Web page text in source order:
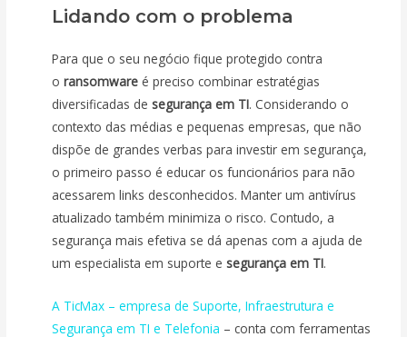
Lidando com o problema
Para que o seu negócio fique protegido contra
oransomware é preciso combinar estratégias
diversificadas desegurança em TI. Considerando o
contexto das médias e pequenas empresas, que não
dispõe de grandes verbas para investir em segurança,
o primeiro passo é educar os funcionários para não
acessarem links desconhecidos. Manter um antivírus
atualizado também minimiza o risco. Contudo, a
segurança mais efetiva se dá apenas com a ajuda de
um especialista em suporte esegurança em TI.
A TicMax – empresa de Suporte, Infraestrutura e
Segurança em TI e Telefonia – conta com ferramentas